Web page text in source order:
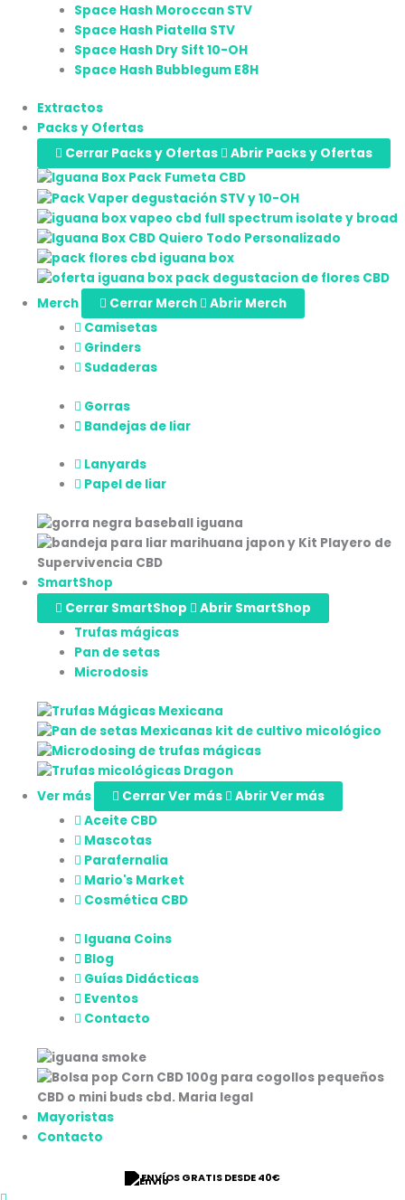
Space Hash Moroccan STV
Space Hash Piatella STV
Space Hash Dry Sift 10-OH
Space Hash Bubblegum E8H
Extractos
Packs y Ofertas
Cerrar Packs y Ofertas
Abrir Packs y Ofertas
Merch Cerrar Merch
Abrir Merch
Camisetas
Grinders
Sudaderas
Gorras
Bandejas de liar
Lanyards
Papel de liar
SmartShop
Cerrar SmartShop
Abrir SmartShop
Trufas mágicas
Pan de setas
Microdosis
Ver más Cerrar Ver más
Abrir Ver más
Aceite CBD
Mascotas
Parafernalia
Mario's Market
Cosmética CBD
Iguana Coins
Blog
Guías Didácticas
Eventos
Contacto
Mayoristas
Contacto
ENVÍOS GRATIS DESDE 40€